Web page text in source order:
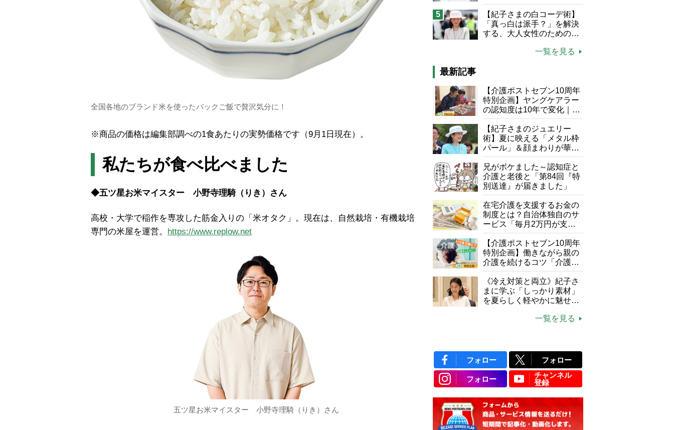
全国各地のブランド米を使ったパックご飯で贅沢気分に！
※商品の価格は編集部調べの1食あたりの実勢価格です（9月1日現在）。
私たちが食べ比べました
◆五ツ星お米マイスター 小野寺理騎（りき）さん
高校・大学で稲作を専攻した筋金入りの「米オタク」。現在は、自然栽培・有機栽培
専門の米屋を運営。
https://www.replow.net
五ツ星お米マイスター 小野寺理騎（りき）さん
ト経験ゼロの彼女が見つけ
た“居場所”「社会の役に立
ちながら自分らしくいられ
る」
5
【紀子さまの白コーデ術】
「真っ白は派手？」を解決
する、大人女性のための上
一覧を見る
最新記事
【介護ポストセブン10周年
特別企画】ヤングケアラー
の認知度は10年で変化｜流
行語大賞にノミネート、法
律にも明記されたが果たし
て現在は？
【紀子さまのジュエリー
術】夏に映える「メタル枠
パール」＆顔まわりが華や
ぐ「揺れる一粒」の使い分
け方
兄がボケました～認知症と
介護と老後と「第84回『特
別送達』が届きました」
在宅介護を支援するお金の
制度とは？自治体独自のサ
ービス「毎月2万円が支給
される」ケースも【FP解
説】
【介護ポストセブン10周年
特別企画】働きながら親の
介護を続けるコツ「介護は
10年以上続くことも…3つ
のフェーズに分けて考えて
みよう」【社会福祉士解
説】
《冷え対策と両立》紀子さ
まに学ぶ「しっかり素材」
を夏らしく軽やかに魅せる
一覧を見る
フォロー フォロー
フォロー
チャンネル
登録